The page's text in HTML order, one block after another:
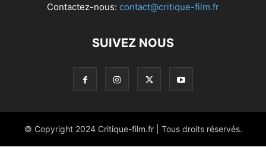
Contactez-nous: contact@critique-film.fr
SUIVEZ NOUS
© Copyright 2024 Critique-film.fr | Tous droits réservés.